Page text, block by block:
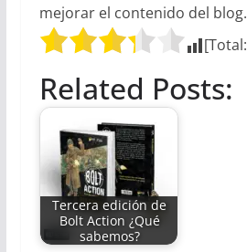
mejorar el contenido del blog.
[Total:
Related Posts:
Tercera edición de
Bolt Action ¿Qué
sabemos?